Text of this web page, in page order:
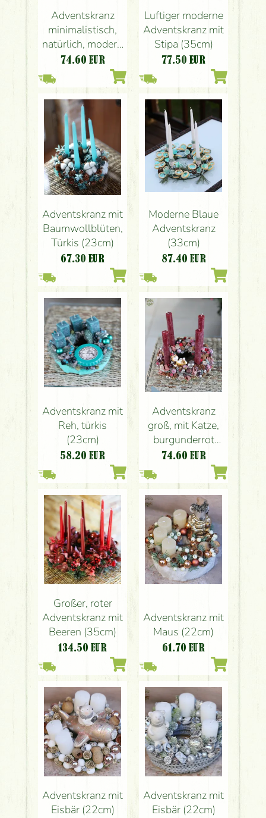
Adventskranz
minimalistisch,
natürlich, modern
(45cm)
74.60 EUR
Luftiger moderne
Adventskranz mit
Stipa (35cm)
77.50 EUR
Adventskranz mit
Baumwollblüten,
Türkis (23cm)
67.30 EUR
Moderne Blaue
Adventskranz
(33cm)
87.40 EUR
Adventskranz mit
Reh, türkis
(23cm)
58.20 EUR
Adventskranz
groß, mit Katze,
burgunderrot
(30cm)
74.60 EUR
Großer, roter
Adventskranz mit
Beeren (35cm)
134.50 EUR
Adventskranz mit
Maus (22cm)
61.70 EUR
Adventskranz mit
Eisbär (22cm)
Adventskranz mit
Eisbär (22cm)